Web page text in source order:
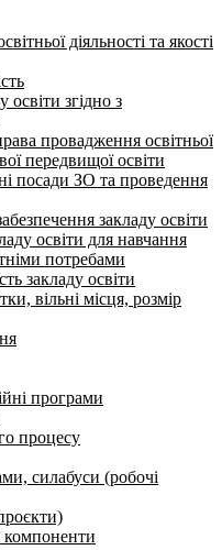
діяльності та якості
згідно з
провадження освітньої
передвищої освіти
посади ЗО та проведення
закладу освіти
освіти для навчання
потребами
закладу освіти
вільні місця, розмір
програми
процесу
силабуси (робочі
компоненти